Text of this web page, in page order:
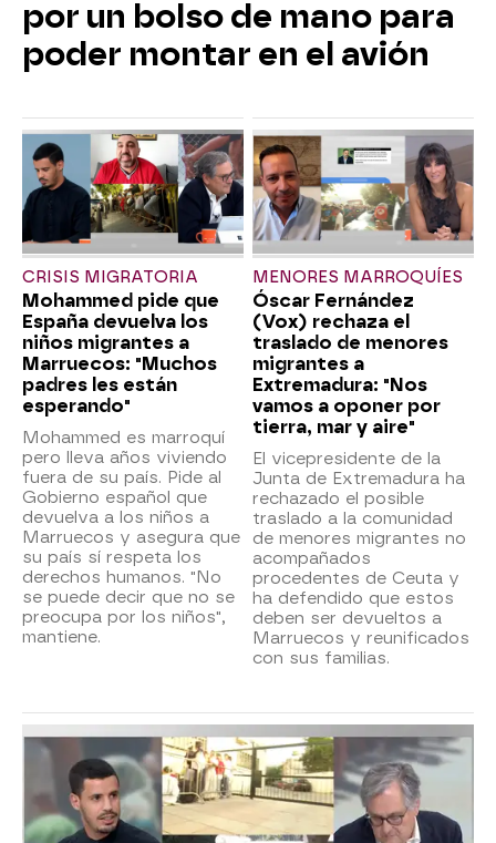
por un bolso de mano para
poder montar en el avión
CRISIS MIGRATORIA
Mohammed pide que
España devuelva los
niños migrantes a
Marruecos: "Muchos
padres les están
esperando"
Mohammed es marroquí
pero lleva años viviendo
fuera de su país. Pide al
Gobierno español que
devuelva a los niños a
Marruecos y asegura que
su país sí respeta los
derechos humanos. "No
se puede decir que no se
preocupa por los niños",
mantiene.
MENORES MARROQUÍES
Óscar Fernández
(Vox) rechaza el
traslado de menores
migrantes a
Extremadura: "Nos
vamos a oponer por
tierra, mar y aire"
El vicepresidente de la
Junta de Extremadura ha
rechazado el posible
traslado a la comunidad
de menores migrantes no
acompañados
procedentes de Ceuta y
ha defendido que estos
deben ser devueltos a
Marruecos y reunificados
con sus familias.